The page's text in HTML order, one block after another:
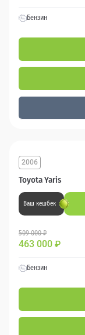
Бензин
Toyota Yaris
2006
Ваш кешбек
509 000 ₽
463 000 ₽
Бензин